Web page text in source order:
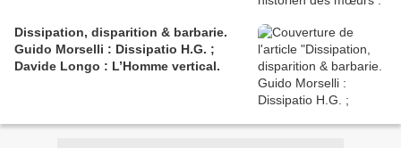
Dissipation, disparition & barbarie.
Guido Morselli : Dissipatio H.G. ;
Davide Longo : L’Homme vertical.